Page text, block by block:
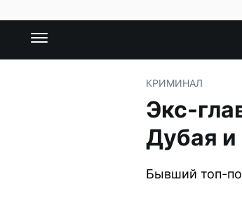
КРИМИНАЛ
Экс-
Дубая
Бывший топ-